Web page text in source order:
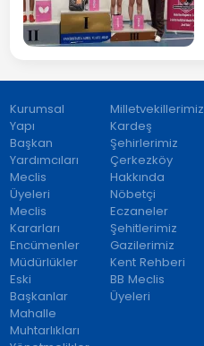
Kurumsal
Yapı
Başkan
Yardımcıları
Meclis
Üyeleri
Meclis
Kararları
Encümenler
Müdürlükler
Eski
Başkanlar
Mahalle
Muhtarlıkları
Milletvekillerimiz
Kardeş
Şehirlerimiz
Çerkezköy
Hakkında
Nöbetçi
Eczaneler
Şehitlerimiz
Gazilerimiz
Kent Rehberi
BB Meclis
Üyeleri